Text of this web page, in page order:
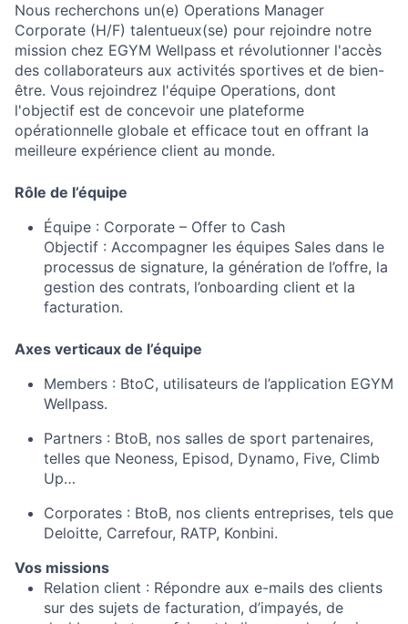
Nous recherchons un(e) Operations Manager
Corporate (H/F) talentueux(se) pour rejoindre notre
mission chez EGYM Wellpass et révolutionner l'accès
des collaborateurs aux activités sportives et de bien-
être. Vous rejoindrez l'équipe Operations, dont
l'objectif est de concevoir une plateforme
opérationnelle globale et efficace tout en offrant la
meilleure expérience client au monde.
Rôle de l’équipe
Équipe : Corporate – Offer to Cash
Objectif : Accompagner les équipes Sales dans le
processus de signature, la génération de l’offre, la
gestion des contrats, l’onboarding client et la
facturation.
Axes verticaux de l’équipe
Members : BtoC, utilisateurs de l’application EGYM
Wellpass.
Partners : BtoB, nos salles de sport partenaires,
telles que Neoness, Episod, Dynamo, Five, Climb
Up…
Corporates : BtoB, nos clients entreprises, tels que
Deloitte, Carrefour, RATP, Konbini.
Vos missions
Relation client : Répondre aux e-mails des clients
sur des sujets de facturation, d’impayés, de